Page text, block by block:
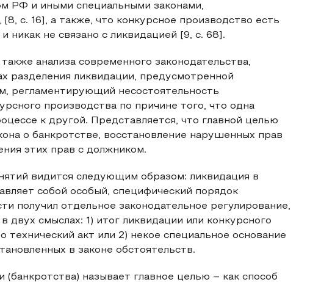
РФ и иными специальными законами,
с. 16], а также, что конкурсное производство есть
никак не связано с ликвидацией [9, с. 68].
анализа современного законодательства,
разделения ликвидации, предусмотренной
регламентирующий несостоятельность
производства по причине того, что одна
к другой. Представляется, что главной целью
о банкротстве, восстановление нарушенных прав
этих прав с должником.
видится следующим образом: ликвидация в
собой особый, специфический порядок
получил отдельное законодательное регулирование,
смыслах: 1) итог ликвидации или конкурсного
акт или 2) некое специальное основание
в законе обстоятельств.
называет главное целью – как способ